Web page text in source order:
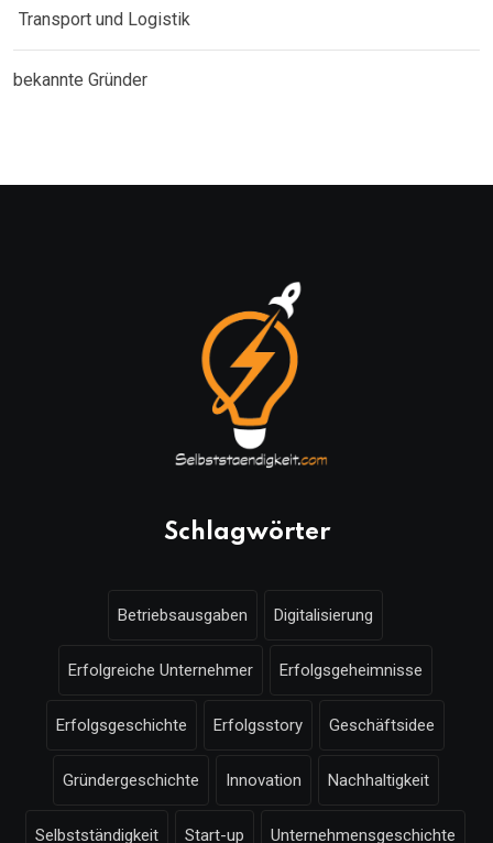
Transport und Logistik
bekannte Gründer
Schlagwörter
Betriebsausgaben Digitalisierung
Erfolgreiche Unternehmer Erfolgsgeheimnisse
Erfolgsgeschichte Erfolgsstory Geschäftsidee
Gründergeschichte Innovation Nachhaltigkeit
Selbstständigkeit Start-up Unternehmensgeschichte